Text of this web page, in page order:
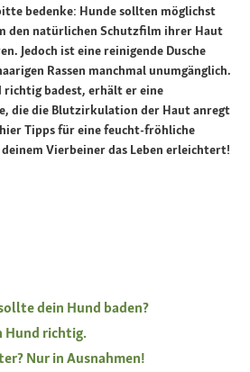
bedenke: Hunde sollten möglichst
den natürlichen Schutzfilm ihrer Haut
Jedoch ist eine reinigende Dusche
Rassen manchmal unumgänglich.
richtig badest, erhält er eine
die die Blutzirkulation der Haut anregt
Tipps für eine feucht-fröhliche
Vierbeiner das Leben erleichtert!
dein Hund baden?
Hund richtig.
Nur in Ausnahmen!